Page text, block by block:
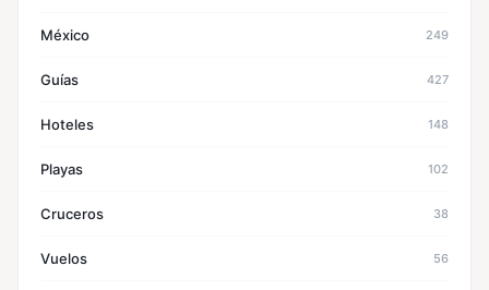
México 249
Guías 427
Hoteles 148
Playas 102
Cruceros 38
Vuelos 56